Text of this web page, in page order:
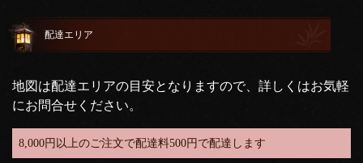
配達エリア
地図は配達エリアの目安となりますので、詳しくはお気軽
にお問合せください。
8,000円以上のご注文で配達料500円で配達します